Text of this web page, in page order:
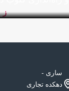
ساری -
دهکده تجاری